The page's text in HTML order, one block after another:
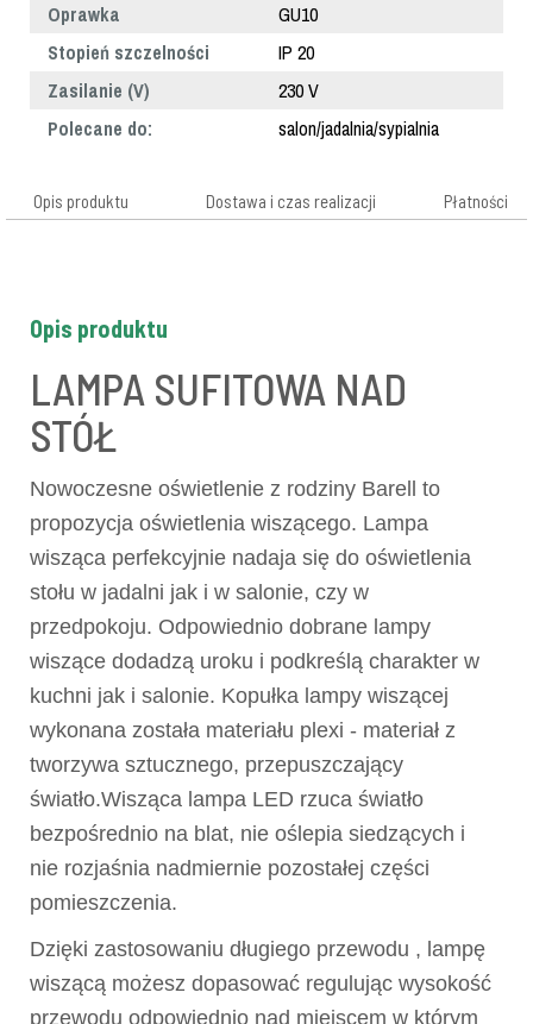
Oprawka
GU10
Stopień szczelności
IP 20
Zasilanie (V)
230 V
Polecane do:
salon/jadalnia/sypialnia
Opis produktu Dostawa i czas realizacji Płatności
Opis produktu
LAMPA SUFITOWA NAD
STÓŁ
Nowoczesne oświetlenie z rodziny Barell to
propozycja oświetlenia wiszącego. Lampa
wisząca perfekcyjnie nadaja się do oświetlenia
stołu w jadalni jak i w salonie, czy w
przedpokoju. Odpowiednio dobrane lampy
wiszące dodadzą uroku i podkreślą charakter w
kuchni jak i salonie. Kopułka lampy wiszącej
wykonana została materiału plexi - materiał z
tworzywa sztucznego, przepuszczający
światło.Wisząca lampa LED rzuca światło
bezpośrednio na blat, nie oślepia siedzących i
nie rozjaśnia nadmiernie pozostałej części
pomieszczenia.
Dzięki zastosowaniu długiego przewodu , lampę
wiszącą możesz dopasować regulując wysokość
przewodu odpowiednio nad miejscem w którym